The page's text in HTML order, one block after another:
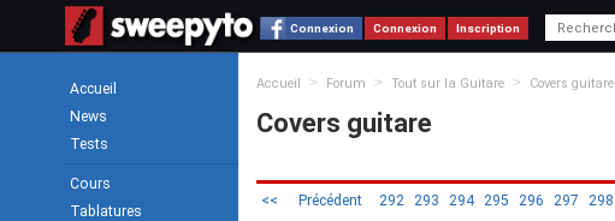
Connexion Connexion Inscription
Accueil
News
Tests
Cours
Tablatures
Accueil > Forum > Tout sur la Guitare > Covers guitare
Covers guitare
<< Précédent 292 293 294 295 296 297 298